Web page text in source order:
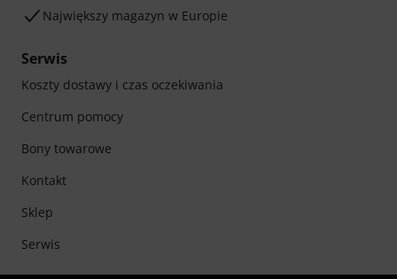
Największy magazyn w Europie
Serwis
Koszty dostawy i czas oczekiwania
Centrum pomocy
Bony towarowe
Kontakt
Sklep
Serwis